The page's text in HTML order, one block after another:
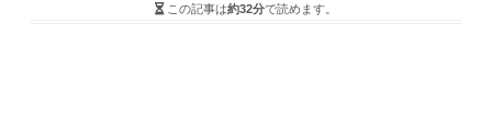
この記事は約32分で読めます。